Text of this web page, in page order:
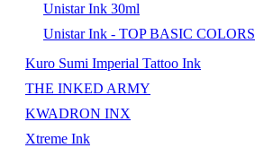
Unistar Ink 30ml
Unistar Ink - TOP BASIC COLORS
Kuro Sumi Imperial Tattoo Ink
THE INKED ARMY
KWADRON INX
Xtreme Ink